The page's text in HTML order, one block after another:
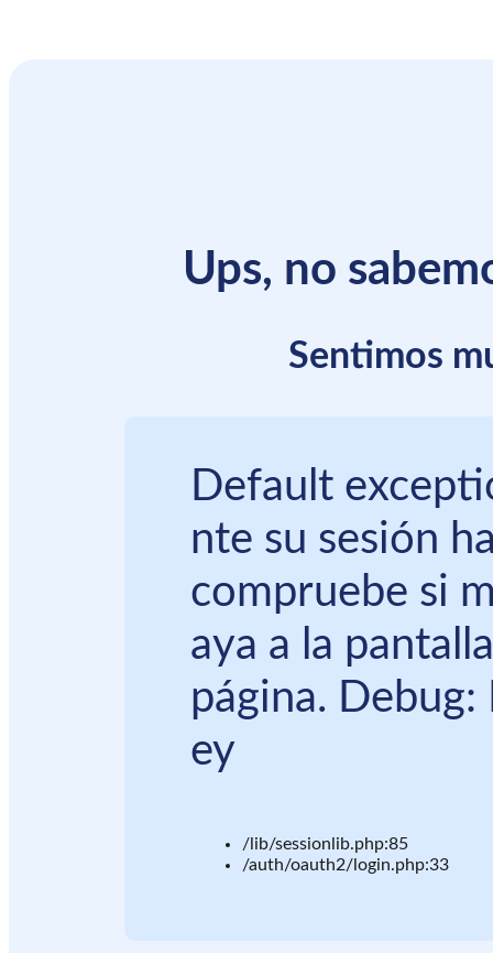
Ups, no
Sentimos
Default
nte su sesión
compruebe si
aya a la
página.
ey
/lib/sessionlib.php:85
/auth/oauth2/login.php:33